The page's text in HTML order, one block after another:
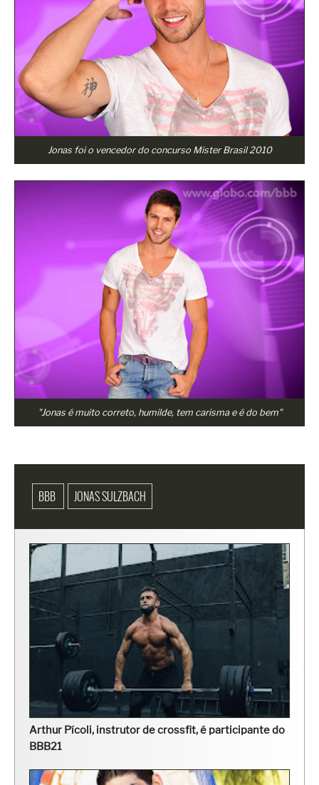
Jonas foi o vencedor do concurso Mister Brasil 2010
"Jonas é muito correto, humilde, tem carisma e é do bem"
BBB JONAS SULZBACH
Arthur Pícoli, instrutor de crossfit, é participante do
BBB21